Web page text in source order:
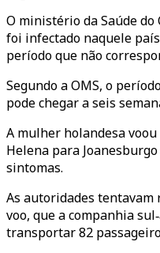
O ministério da Saúde
foi infectado naquele
período que não
Segundo a OMS, o
pode chegar a seis
A mulher holandesa
Helena para
sintomas.
As autoridades tentavam
voo, que a companhia
transportar 82